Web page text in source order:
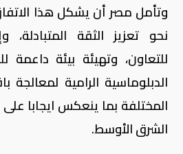
وتأمل مصر أن يشكل هذا
نحو تعزيز الثقة
للتعاون، وتهيئة بيئة داعمة
الدبلوماسية الرامية لمعالجة
المختلفة بما ينعكس ايجابا
الشرق الأوسط.